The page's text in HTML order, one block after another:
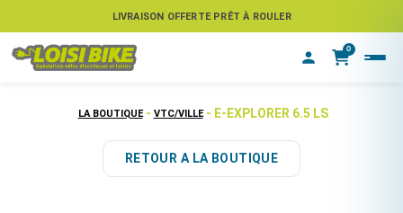
LIVRAISON OFFERTE PRÊT À ROULER
ASSUREZ VOTRE VÉLO CONTRE LE VOL
0
LA BOUTIQUE - VTC/VILLE - E-EXPLORER 6.5 LS
RETOUR A LA BOUTIQUE